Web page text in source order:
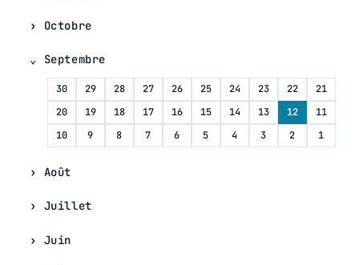
Octobre
Septembre
30 29 28 27 26 25 24 23 22
21
20
19 18 17 16 15 14 13 12
11
10
9 8 7 6 5 4 3 2 1
Août
Juillet
Juin